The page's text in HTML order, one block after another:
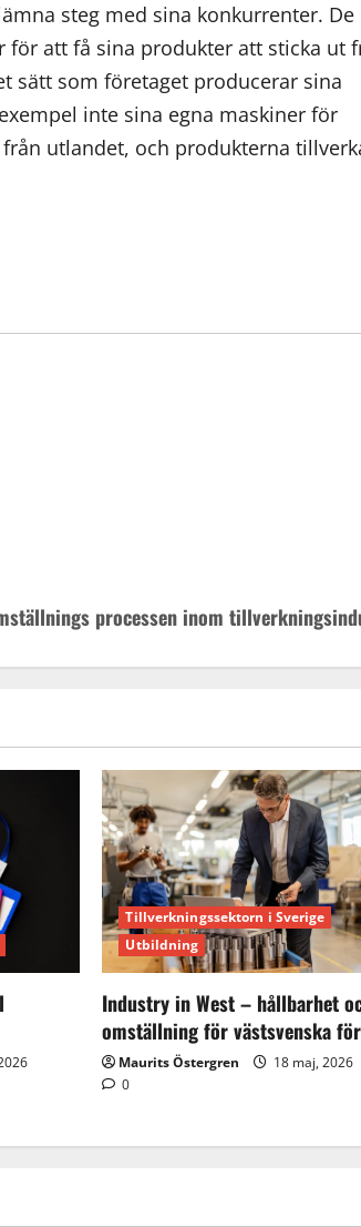
steg med sina konkurrenter. De
för att få sina produkter att sticka ut
sätt som företaget producerar sina
inte sina egna maskiner för
utlandet, och produkterna
processen inom
Tillverkningssektorn i Sverige
Utbildning
Industry in West – hållbarhet
omställning för västsvenska
Maurits Östergren
18 maj, 2026
0